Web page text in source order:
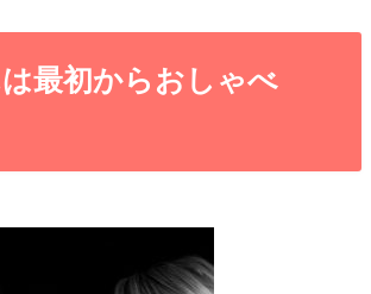
最初からおしゃべ